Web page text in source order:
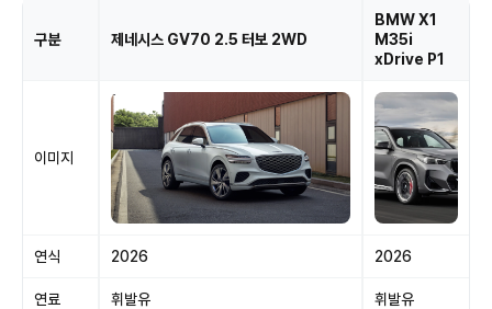
구분 제네시스 GV70 2.5 터보 2WD
BMW X1
M35i
xDrive P1
이미지
연식 2026 2026
연료 휘발유 휘발유